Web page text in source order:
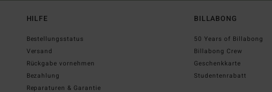
HILFE
Bestellungsstatus
Versand
Rückgabe vornehmen
Bezahlung
Reparaturen & Garantie
BILLABONG
50 Years of Billabong
Billabong Crew
Geschenkkarte
Studentenrabatt